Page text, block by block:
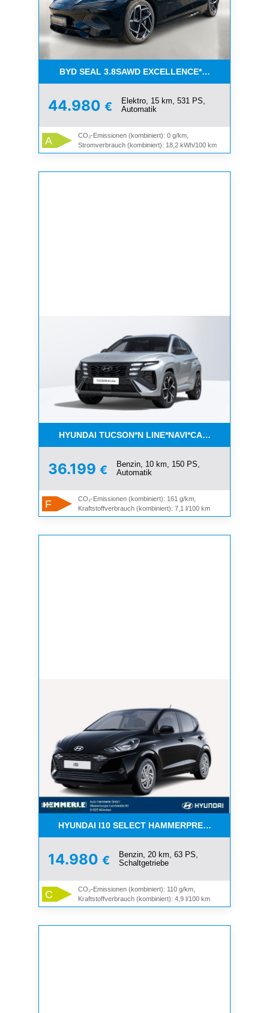
BYD SEAL 3.8SAWD
44.980 €
Elektro, 15 km, 531 PS,
Automatik
A
CO₂-Emissionen (kombiniert): 0 g/km,
Stromverbrauch (kombiniert): 18,2 kWh/100 km
HYUNDAI TUCSON*N LINE*NAVI*CARPLAY*SZHZ*
36.199 €
Benzin, 10 km, 150 PS,
Automatik
F
CO₂-Emissionen (kombiniert): 161 g/km,
Kraftstoffverbrauch (kombiniert): 7,1 l/100 km
HYUNDAI I10 SELECT HAMMERPREIS ! TOP ! NAVI
14.980 €
Benzin, 20 km, 63 PS,
Schaltgetriebe
C
CO₂-Emissionen (kombiniert): 110 g/km,
Kraftstoffverbrauch (kombiniert): 4,9 l/100 km